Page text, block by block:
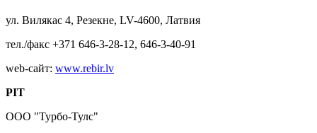
ул. Вилякас 4, Резекне, LV-4600, Латвия
тел./факс +371 646-3-28-12, 646-3-40-91
web-сайт: www.rebir.lv
PIT
ООО "Турбо-Тулс"